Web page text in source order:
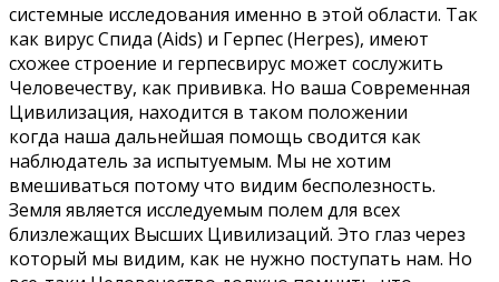
системные исследования именно в этой области. Так
как вирус Спида (Aids) и Герпес (Herpes), имеют
схожее строение и герпесвирус может сослужить
Человечеству, как прививка. Но ваша Современная
Цивилизация, находится в таком положении
когда наша дальнейшая помощь сводится как
наблюдатель за испытуемым. Мы не хотим
вмешиваться потому что видим бесполезность.
Земля является исследуемым полем для всех
близлежащих Высших Цивилизаций. Это глаз через
который мы видим, как не нужно поступать нам. Но